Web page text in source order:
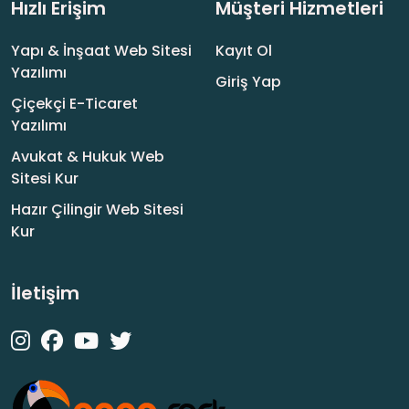
panik yapmadan düzenli takip etmek iyi gelir.
Küçük denemelerle hangi fiyat seviyesinde
dönüşüm arttığını izlemek de akıllıca.
Önce büyük resim: Trendyol farklı kategoriler
için farklı komisyon oranları uygular ve oranlar
sözleşme şartlarına göre değişir. Bu tablo içinde
trendyol komisyon hesaplama
ürün satış fiyatını, sonra da olası indirim ve
kupon etkilerini gözden geçirmek gerekir.
not alınmalı; çünkü
değildir. Satış fiyatı, komisyon oranı, KDV ve
yüzden
Hızlı Erişim
Yapı & İnşaat Web Sitesi
Yazılımı
Çiçekçi E-Ticaret
Yazılımı
Avukat & Hukuk Web
Sitesi Kur
Hazır Çilingir Web Sitesi
Kur
Müşteri Hizmetleri
Kayıt Ol
Giriş Yap
İletişim